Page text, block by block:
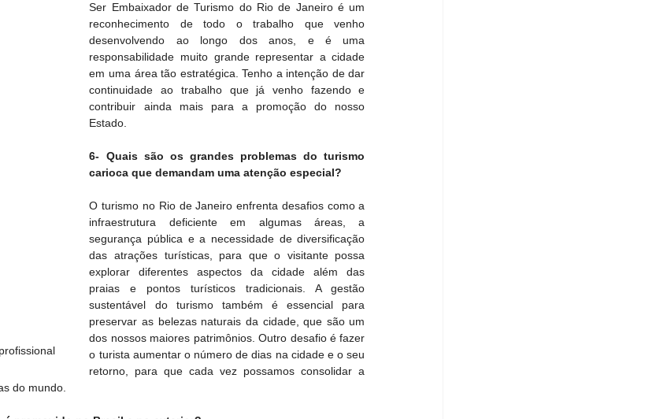
Ser Embaixador de Turismo do Rio de Janeiro é um
reconhecimento de todo o trabalho que venho
desenvolvendo ao longo dos anos, e é uma
responsabilidade muito grande representar a cidade
em uma área tão estratégica. Tenho a intenção de dar
continuidade ao trabalho que já venho fazendo e
contribuir ainda mais para a promoção do nosso
Estado.
6- Quais são os grandes problemas do turismo
carioca que demandam uma atenção especial?
O turismo no Rio de Janeiro enfrenta desafios como a
infraestrutura deficiente em algumas áreas, a
segurança pública e a necessidade de diversificação
das atrações turísticas, para que o visitante possa
explorar diferentes aspectos da cidade além das
praias e pontos turísticos tradicionais. A gestão
sustentável do turismo também é essencial para
preservar as belezas naturais da cidade, que são um
dos nossos maiores patrimônios. Outro desafio é fazer
o turista aumentar o número de dias na cidade e o seu
retorno, para que cada vez possamos consolidar a
do mundo.